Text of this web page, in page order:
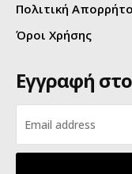
Πολιτική
Όροι Χρήσης
Εγγραφή